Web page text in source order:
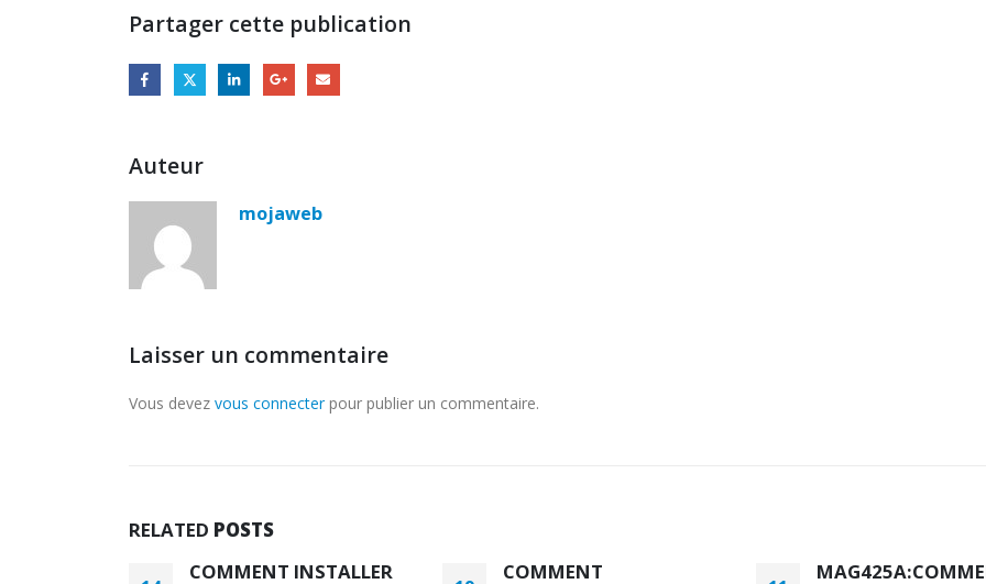
Partager cette publication
Auteur
mojaweb
Laisser un commentaire
Vous devez vous connecterpour publier un commentaire.
RELATED POSTS
COMMENT
MAG425A:COMMENT
VPN POUR